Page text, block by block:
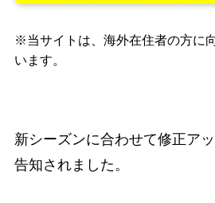
※当サイトは、海外在住者の方に
います。
新シーズンに合わせて修正ア
告知されました。